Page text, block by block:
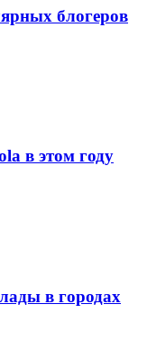
блогеров
в этом году
в городах